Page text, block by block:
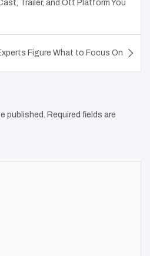
Trailer, and Ott Platform You
Figure What to Focus On
published. Required fields are